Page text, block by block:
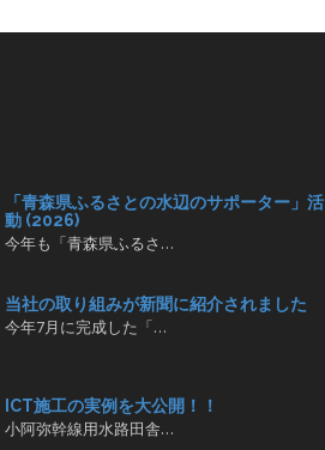
「青森県ふるさとの水辺のサポーター」活
動 (2026)
今年も「青森県ふるさ…
当社の取り組みが新聞に紹介されました
今年7月に完成した「…
ICT施工の実例を大公開！！
小阿弥幹線用水路田舎…